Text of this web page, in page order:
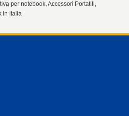
per notebook, Accessori Portatili,
in Italia